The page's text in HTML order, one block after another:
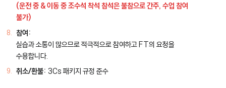
(운전 중 & 이동 중 조수석 착석 참석은 불참으로 간주, 수업 참여
불가)
참여:
실습과 소통이 많으므로 적극적으로 참여하고 FT의 요청을
수용합니다.
취소/환불: 3Cs 패키지 규정 준수